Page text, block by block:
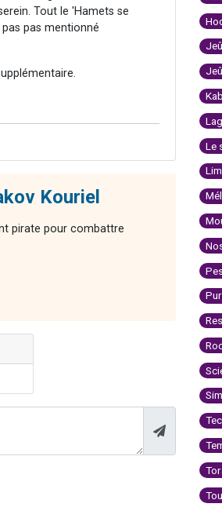
Tout le 'Hamets se
pas mentionné
Kouriel
pirate pour combattre
Le